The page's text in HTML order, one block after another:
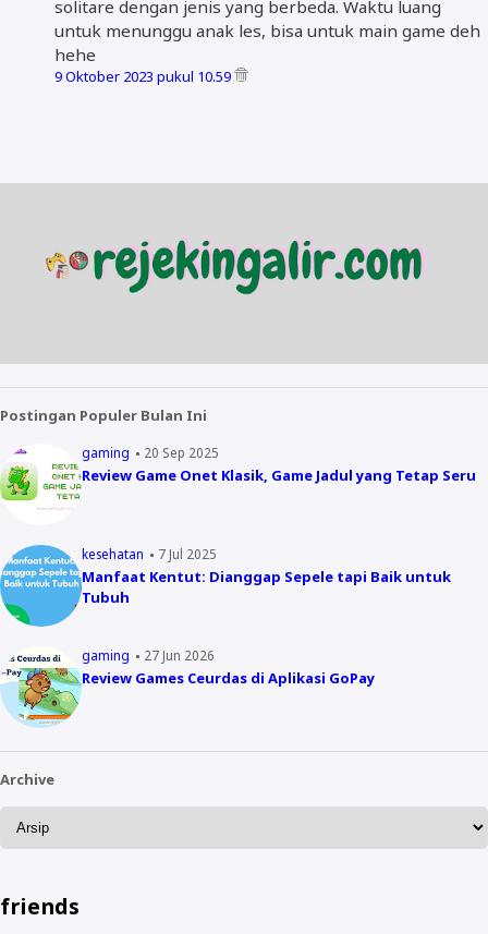
solitare dengan jenis yang berbeda. Waktu luang
untuk menunggu anak les, bisa untuk main game deh
hehe
9 Oktober 2023 pukul 10.59
Postingan Populer Bulan Ini
gaming 20 Sep 2025
Review Game Onet Klasik, Game Jadul yang Tetap Seru
kesehatan 7 Jul 2025
Manfaat Kentut: Dianggap Sepele tapi Baik untuk
Tubuh
gaming 27 Jun 2026
Review Games Ceurdas di Aplikasi GoPay
Archive
friends